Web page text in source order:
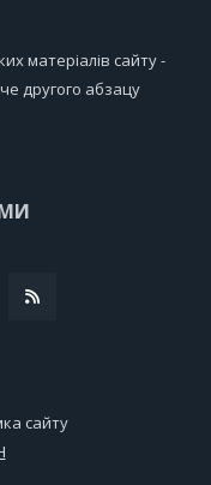
матеріалів сайту -
другого абзацу
сайту